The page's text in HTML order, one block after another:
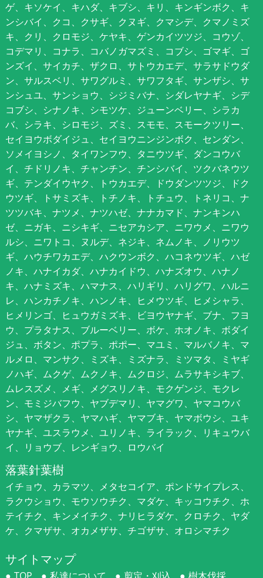
ゲ、キソケイ、キハダ、キブシ、キリ、キンギンボク、キ
ンシバイ、クコ、クサギ、クヌギ、クマシデ、クマノミズ
キ、クリ、クロモジ、ケヤキ、ゲンカイツツジ、コウゾ、
コデマリ、コナラ、コバノガマズミ、コブシ、ゴマギ、ゴ
ンズイ、サイカチ、ザクロ、サトウカエデ、サラサドウダ
ン、サルスベリ、サワグルミ、サワフタギ、サンザシ、サ
ンシュユ、サンショウ、シジミバナ、シダレヤナギ、シデ
コブシ、シナノキ、シモツケ、ジューンベリー、シラカ
バ、シラキ、シロモジ、ズミ、スモモ、スモークツリー、
セイヨウボダイジュ、セイヨウニンジンボク、センダン、
ソメイヨシノ、タイワンフウ、タニウツギ、ダンコウバ
イ、チドリノキ、チャンチン、チンシバイ、ツクバネウツ
ギ、テンダイウヤク、トウカエデ、ドウダンツツジ、ドク
ウツギ、トサミズキ、トチノキ、トチュウ、トネリコ、ナ
ツツバキ、ナツメ、ナツハゼ、ナナカマド、ナンキンハ
ゼ、ニガキ、ニシキギ、ニセアカシア、ニワウメ、ニワウ
ルシ、ニワトコ、ヌルデ、ネジキ、ネムノキ、ノリウツ
ギ、ハウチワカエデ、ハクウンボク、ハコネウツギ、ハゼ
ノキ、ハナイカダ、ハナカイドウ、ハナズオウ、ハナノ
キ、ハナミズキ、ハマナス、ハリギリ、ハリグワ、ハルニ
レ、ハンカチノキ、ハンノキ、ヒメウツギ、ヒメシャラ、
ヒメリンゴ、ヒュウガミズキ、ビヨウヤナギ、ブナ、フヨ
ウ、プラタナス、ブルーベリー、ボケ、ホオノキ、ボダイ
ジュ、ボタン、ポプラ、ポポー、マユミ、マルバノキ、マ
ルメロ、マンサク、ミズキ、ミズナラ、ミツマタ、ミヤギ
ノハギ、ムクゲ、ムクノキ、ムクロジ、ムラサキシキブ、
ムレスズメ、メギ、メグスリノキ、モクゲンジ、モクレ
ン、モミジバフウ、ヤブデマリ、ヤマグワ、ヤマコウバ
シ、ヤマザクラ、ヤマハギ、ヤマブキ、ヤマボウシ、ユキ
ヤナギ、ユスラウメ、ユリノキ、ライラック、リキュウバ
イ、リョウブ、レンギョウ、ロウバイ
落葉針葉樹
イチョウ、カラマツ、メタセコイア、ポンドサイプレス、
ラクウショウ、モウソウチク、マダケ、キッコウチク、ホ
テイチク、キンメイチク、ナリヒラダケ、クロチク、ヤダ
ケ、クマザサ、オカメザサ、チゴザサ、オロシマチク
サイトマップ